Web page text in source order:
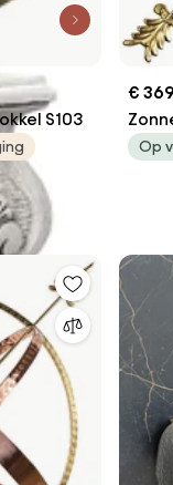
S103
€ 369
Op